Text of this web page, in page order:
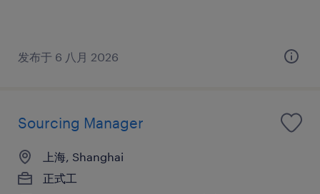
发布于 6 八月 2026
Sourcing Manager
上海, Shanghai
正式工